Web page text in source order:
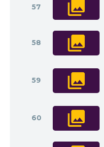
57
58
59
60